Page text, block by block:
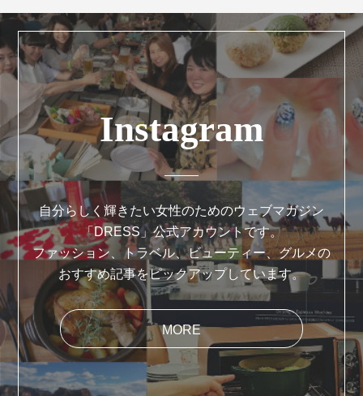
Instagram
自分らしく輝きたい女性のためのウェブマガジン
「DRESS」公式アカウントです。
ファッション、トラベル、ビューティー、グルメの
おすすめ記事をピックアップしています。
MORE